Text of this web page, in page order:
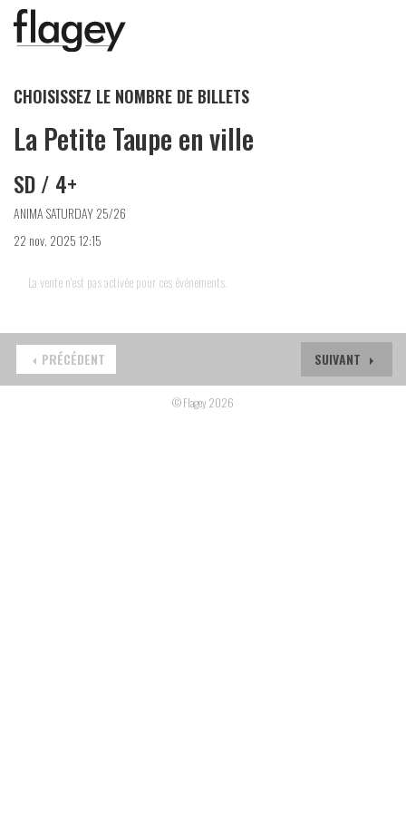
CHOISISSEZ LE NOMBRE DE BILLETS
La Petite Taupe en ville
SD / 4+
ANIMA SATURDAY 25/26
22 nov. 2025 12:15
La vente n'est pas activée pour ces événements.
SUIVANT
PRÉCÉDENT
© Flagey 2026